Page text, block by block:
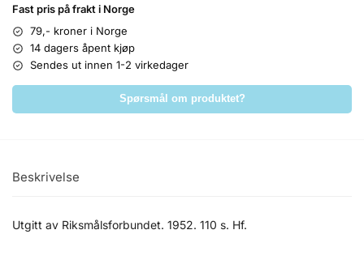
Fast pris på frakt i Norge
79,- kroner i Norge
14 dagers åpent kjøp
Sendes ut innen 1-2 virkedager
Spørsmål om produktet?
Beskrivelse
Utgitt av Riksmålsforbundet. 1952. 110 s. Hf.